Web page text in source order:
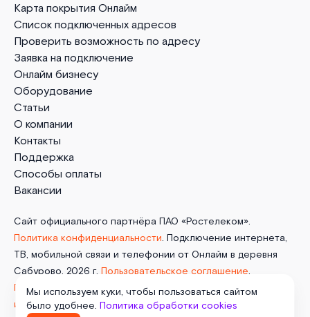
Карта покрытия Онлайм
Список подключенных адресов
Проверить возможность по адресу
Заявка на подключение
Онлайм бизнесу
Оборудование
Статьи
О компании
Контакты
Поддержка
Способы оплаты
Вакансии
Сайт официального партнёра ПАО «Ростелеком».
Политика конфиденциальности. Подключение интернета,
ТВ, мобильной связи и телефонии от Онлайм в деревня
Сабурово. 2026 г. Пользовательское соглашение.
Политика обработки cookies . Отписаться от получения
информационных рассылок от данного ресурса можно на
Мы используем куки, чтобы пользоваться сайтом
было удобнее.Политика обработки cookies